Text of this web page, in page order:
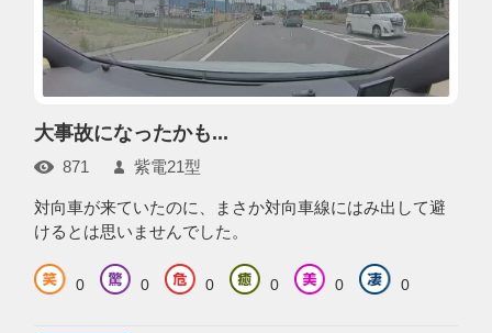
大事故になったかも...
871 紫電21型
対向車が来ていたのに、まさか対向車線にはみ出して避
けるとは思いませんでした。
0 0 0 0 0 0